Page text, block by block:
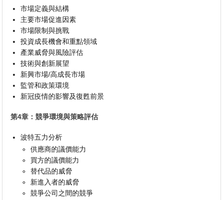
市場定義與結構
主要市場促進因素
市場限制與挑戰
投資成長機會和重點領域
產業威脅與風險評估
技術與創新展望
新興市場/高成長市場
監管和政策環境
新冠疫情的影響及復甦前景
第4章：競爭環境與策略評估
波特五力分析
供應商的議價能力
買方的議價能力
替代品的威脅
新進入者的威脅
競爭公司之間的競爭